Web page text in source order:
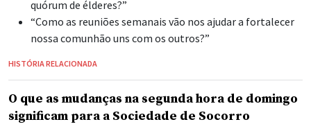
quórum de élderes?”
“Como as reuniões semanais vão nos ajudar a fortalecer
nossa comunhão uns com os outros?”
HISTÓRIA RELACIONADA
O que as mudanças na segunda hora de domingo
significam para a Sociedade de Socorro